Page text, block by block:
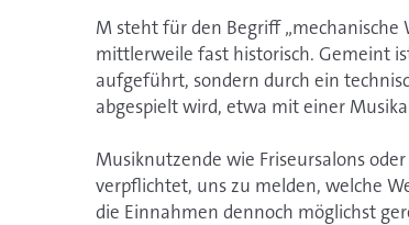
M steht für den Begriff „mechanische
mittlerweile fast historisch. Gemeint
aufgeführt, sondern durch ein
abgespielt wird, etwa mit einer
​​​​​​​Musiknutzende wie Friseursalons
verpflichtet, uns zu melden, welche
die Einnahmen dennoch möglichst